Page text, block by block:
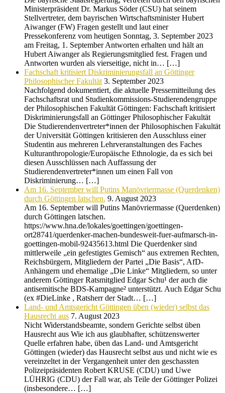
Ministerpräsident Dr. Markus Söder (CSU) hat seinem
Stellvertreter, dem bayrischen Wirtschaftsminister Hubert
Aiwanger (FW) Fragen gestellt und laut einer
Pressekonferenz vom heutigen Sonntag, 3. September 2023
am Freitag, 1. September Antworten erhalten und hält an
Hubert Aiwanger als Regierungsmitglied fest. Fragen und
Antworten wurden als vierseitige, nicht in… […]
Fachschaft kritisiert Diskriminierungsfall an Göttinger
Philosophischer Fakultät 3. September 2023
Nachfolgend dokumentiert, die aktuelle Pressemitteilung des
Fachschaftsrat und Studienkommissions-Studierendengruppe
der Philosophischen Fakultät Göttingen: Fachschaft kritisiert
Diskriminierungsfall an Göttinger Philosophischer Fakultät
Die Studierendenvertreter*innen der Philosophischen Fakultät
der Universität Göttingen kritisieren den Ausschluss einer
Studentin aus mehreren Lehrveranstaltungen des Faches
Kulturanthropologie/Europäische Ethnologie, da es sich bei
diesen Ausschlüssen nach Auffassung der
Studierendenvertreter*innen um einen Fall von
Diskriminierung… […]
Am 16. September will Putins Manövriermasse (Querdenken)
durch Göttingen latschen. 9. August 2023
Am 16. September will Putins Manövriermasse (Querdenken)
durch Göttingen latschen.
https://www.hna.de/lokales/goettingen/goettingen-
ort28741/querdenker-machen-bundesweit-fuer-aufmarsch-in-
goettingen-mobil-92435613.html Die Querdenker sind
mittlerweile „ein gefestigtes Gemisch“ aus extremen Rechten,
Reichsbürgern, Mitgliedern der Partei „Die Basis“, AfD-
Anhängern und ehemalige „Die Linke“ Mitgliedern, so unter
anderem Göttinger Ratsmitglied Edgar Schu¹ der auch die
antisemitische BDS-Kampagne² unterstützt. Auch Edgar Schu
(ex #DieLinke , Ratsherr der Stadt… […]
Land- und Amtsgericht Göttingen üben (wieder) selbst das
Hausrecht aus 7. August 2023
Nicht Widerstandsbeamte, sondern Gerichte selbst üben
Hausrecht aus Wie ich aus glaubhafter, schützenswerter
Quelle erfahren habe, üben das Land- und Amtsgericht
Göttingen (wieder) das Hausrecht selbst aus und nicht wie es
vereinzeltet in der Vergangenheit unter den geschassten
Polizeipräsidenten Robert KRUSE (CDU) und Uwe
LÜHRIG (CDU) der Fall war, als Teile der Göttinger Polizei
(insbesondere… […]